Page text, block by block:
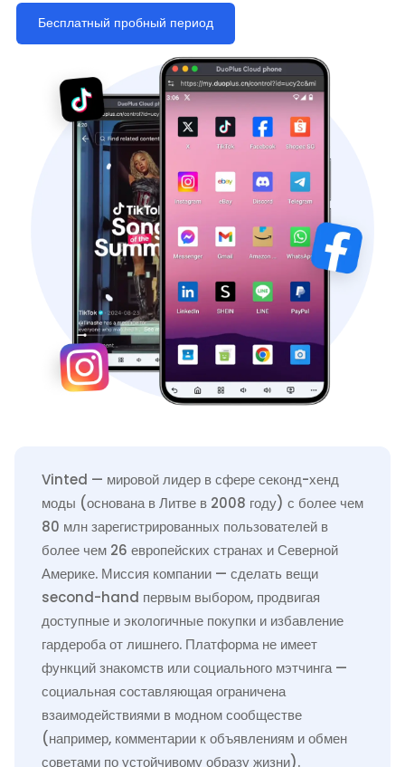
Бесплатный пробный период
Vinted — мировой лидер в сфере секонд-хенд
моды (основана в Литве в 2008 году) с более чем
80 млн зарегистрированных пользователей в
более чем 26 европейских странах и Северной
Америке. Миссия компании — сделать вещи
second-hand первым выбором, продвигая
доступные и экологичные покупки и избавление
гардероба от лишнего. Платформа не имеет
функций знакомств или социального мэтчинга —
социальная составляющая ограничена
взаимодействиями в модном сообществе
(например, комментарии к объявлениям и обмен
советами по устойчивому образу жизни).